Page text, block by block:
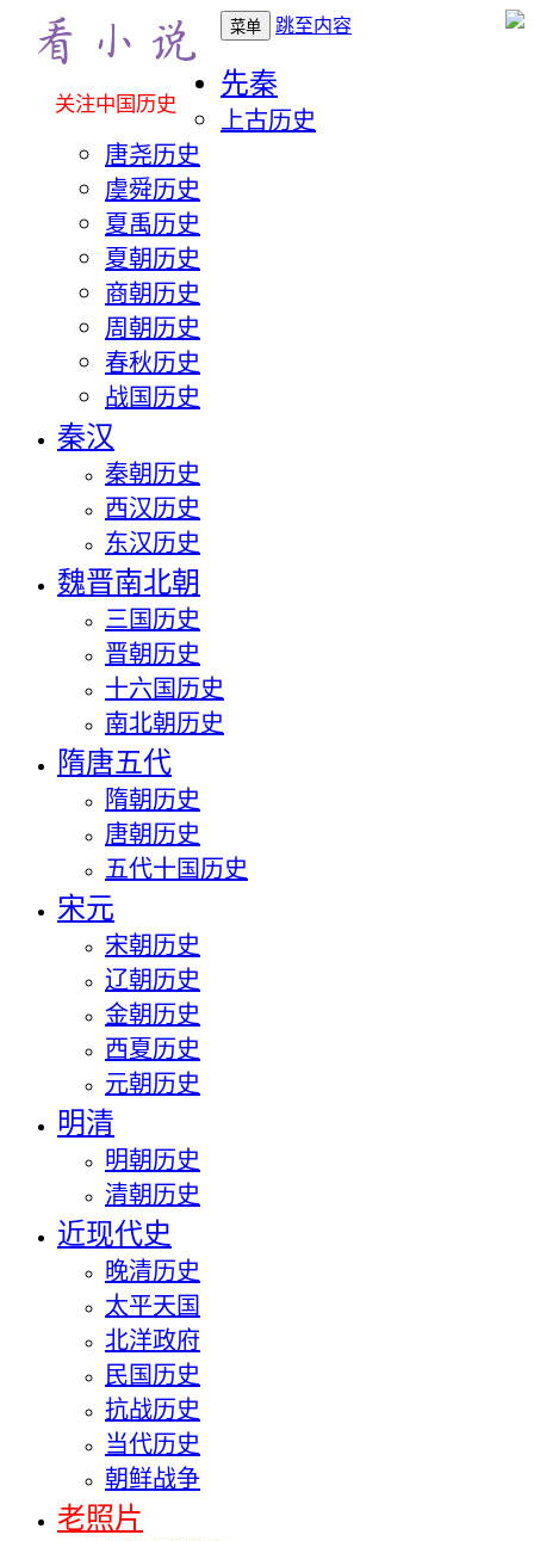
关注中国历史
菜单 跳至内容
先秦
上古历史
唐尧历史
虞舜历史
夏禹历史
夏朝历史
商朝历史
周朝历史
春秋历史
战国历史
秦汉
秦朝历史
西汉历史
东汉历史
魏晋南北朝
三国历史
晋朝历史
十六国历史
南北朝历史
隋唐五代
隋朝历史
唐朝历史
五代十国历史
宋元
宋朝历史
辽朝历史
金朝历史
西夏历史
元朝历史
明清
明朝历史
清朝历史
近现代史
晚清历史
太平天国
北洋政府
民国历史
抗战历史
当代历史
朝鲜战争
老照片